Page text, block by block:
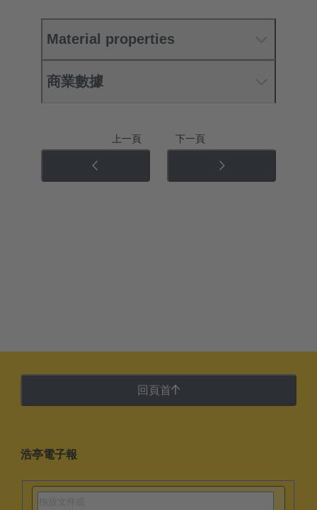
Material properties
商業數據
上一頁 下一頁
回頁首
浩亭電子報